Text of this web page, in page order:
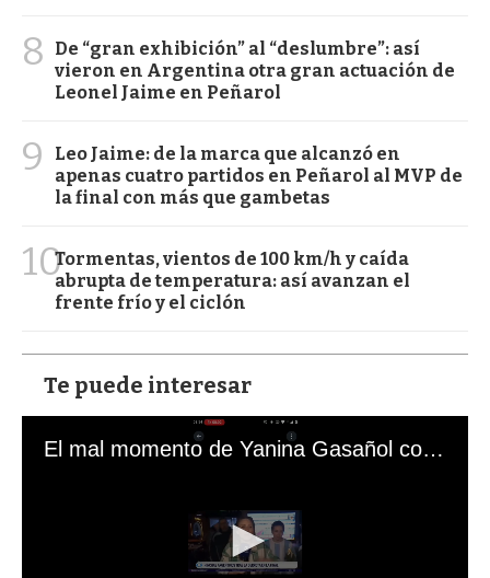
8
De “gran exhibición” al “deslumbre”: así
vieron en Argentina otra gran actuación de
Leonel Jaime en Peñarol
9
Leo Jaime: de la marca que alcanzó en
apenas cuatro partidos en Peñarol al MVP de
la final con más que gambetas
10Tormentas, vientos de 100 km/h y caída
abrupta de temperatura: así avanzan el
frente frío y el ciclón
Te puede interesar
El mal momento de Yanina Gasañol con un hincha argentino en "Subrayado"